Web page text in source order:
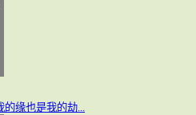
的缘也是我的劫...